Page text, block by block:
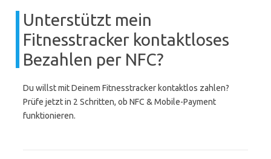
Unterstützt mein
Fitnesstracker kontaktloses
Bezahlen per NFC?
Du willst mit Deinem Fitnesstracker kontaktlos zahlen?
Prüfe jetzt in 2 Schritten, ob NFC & Mobile-Payment
funktionieren.